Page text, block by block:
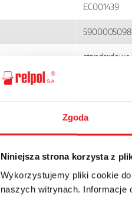
Zgoda
Niniejsza strona korzysta z
Wykorzystujemy pliki cookie
naszych witrynach. Informacje
EC001439
standardowe
1 s; 10 s; 1